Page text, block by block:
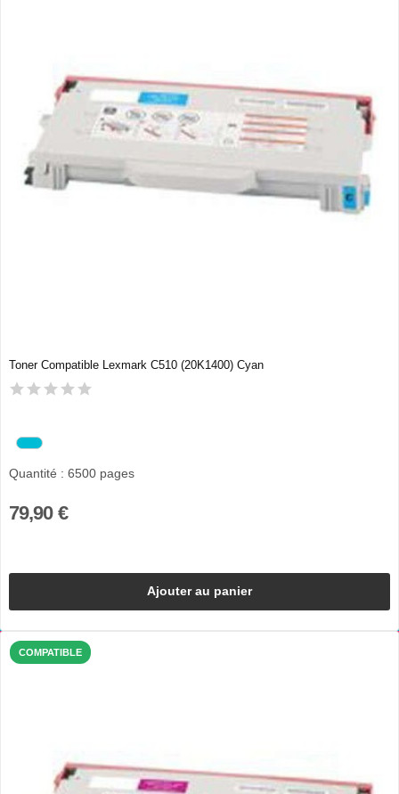
Toner Compatible Lexmark C510 (20K1400) Cyan
Quantité : 6500 pages
79,90 €
Ajouter au panier
COMPATIBLE